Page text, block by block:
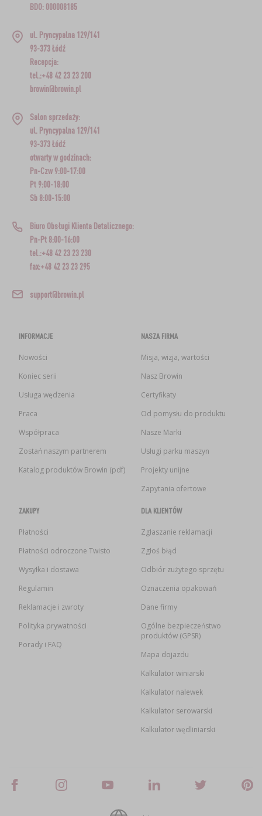
BDO: 000008185
ul. Pryncypalna 129/141
93-373 Łódź
Recepcja:
tel.:+48 42 23 23 200
browin@browin.pl
Salon sprzedaży:
ul. Pryncypalna 129/141
93-373 Łódź
otwarty w godzinach:
Pn-Czw 9:00-17:00
Pt 9:00-18:00
Sb 8:00-15:00
Biuro Obsługi Klienta Detalicznego:
Pn-Pt 8:00-16:00
tel.:+48 42 23 23 230
fax:+48 42 23 23 295
support@browin.pl
INFORMACJE
Nowości
Koniec serii
Usługa wędzenia
Praca
Współpraca
Zostań naszym partnerem
Katalog produktów Browin (pdf)
NASZA FIRMA
Misja, wizja, wartości
Nasz Browin
Certyfikaty
Od pomysłu do produktu
Nasze Marki
Usługi parku maszyn
Projekty unijne
Zapytania ofertowe
ZAKUPY
Płatności
Płatności odroczone Twisto
Wysyłka i dostawa
Regulamin
Reklamacje i zwroty
Polityka prywatności
Porady i FAQ
DLA KLIENTÓW
Zgłaszanie reklamacji
Zgłoś błąd
Odbiór zużytego sprzętu
Oznaczenia opakowań
Dane firmy
Ogólne bezpieczeństwo
produktów (GPSR)
Mapa dojazdu
Kalkulator winiarski
Kalkulator nalewek
Kalkulator serowarski
Kalkulator wędliniarski